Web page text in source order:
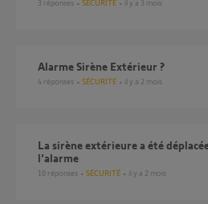
3 réponses SÉCURITÉ il y a 3 mois
Alarme Sirène Extérieur ?
4 réponses SÉCURITÉ il y a 2 mois
La sirène extérieure a été déplacée, à chaque activation de
l’alarme
10 réponses SÉCURITÉ il y a 2 mois